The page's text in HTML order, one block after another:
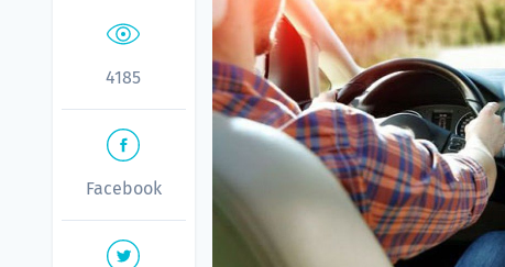
4185
Facebook